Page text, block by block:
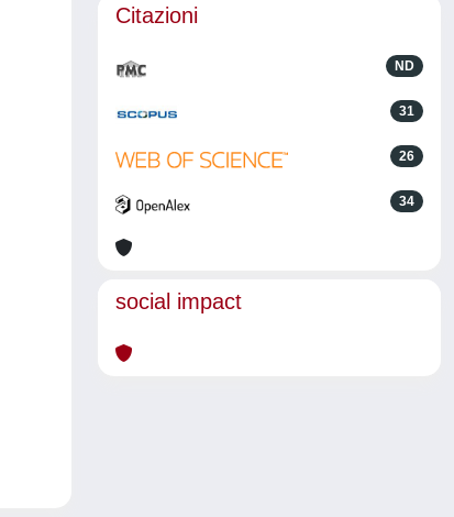
Citazioni
ND
31
26
34
social impact